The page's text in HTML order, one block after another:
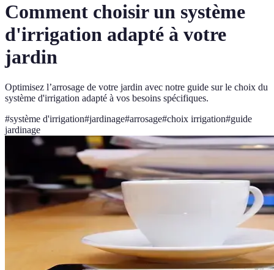
Comment choisir un système
d'irrigation adapté à votre
jardin
Optimisez l’arrosage de votre jardin avec notre guide sur le choix du
système d'irrigation adapté à vos besoins spécifiques.
#système d'irrigation#jardinage#arrosage#choix irrigation#guide
jardinage